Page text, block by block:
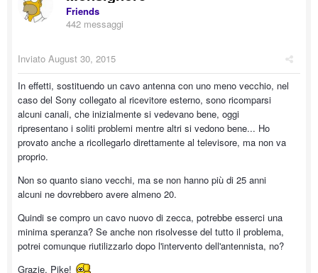
Friends
442 messaggi
Inviato August 30, 2015
In effetti, sostituendo un cavo antenna con uno meno vecchio, nel
caso del Sony collegato al ricevitore esterno, sono ricomparsi
alcuni canali, che inizialmente si vedevano bene, oggi
ripresentano i soliti problemi mentre altri si vedono bene... Ho
provato anche a ricollegarlo direttamente al televisore, ma non va
proprio.
Non so quanto siano vecchi, ma se non hanno più di 25 anni
alcuni ne dovrebbero avere almeno 20.
Quindi se compro un cavo nuovo di zecca, potrebbe esserci una
minima speranza? Se anche non risolvesse del tutto il problema,
potrei comunque riutilizzarlo dopo l'intervento dell'antennista, no?
Grazie, Pike!